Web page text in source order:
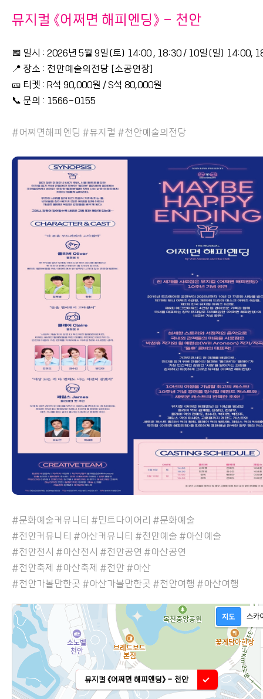
뮤지컬 《어쩌면 해피엔딩》 - 천안
📅 일시 : 2026년 5월 9일(토) 14:00 , 18:30 / 10일(일) 14:00,
📍 장소 : 천안예술의전당 [소공연장]
🎫 티켓 : R석 90,000원 / S석 80,000원
📞 문의 : 1566-0155
#어쩌면해피엔딩 #뮤지컬 #천안예술의전당
#문화예술커뮤니티 #민트다이어리 #문화예술
#천안커뮤니티 #아산커뮤니티 #천안예술 #아산예술
#천안전시 #아산전시 #천안공연 #아산공연
#천안축제 #아산축제 #천안 #아산
#천안가볼만한곳 #아산가볼만한곳 #천안여행 #아산여행
뮤지컬 《어쩌면 해피엔딩》 - 천안